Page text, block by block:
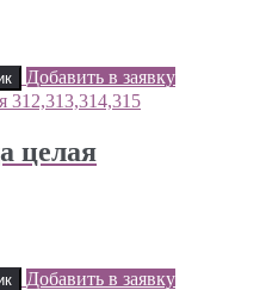
Добавить в заявку
целая
Добавить в заявку